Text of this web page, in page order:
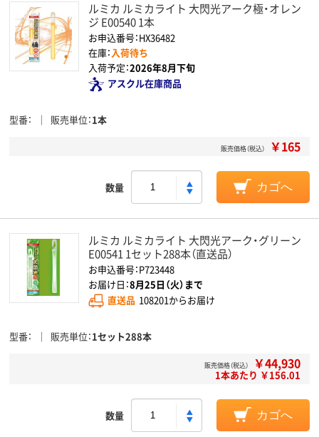
ルミカ ルミカライト 大閃光アーク極・オレン
ジ E00540 1本
お申込番号：HX36482
在庫：入荷待ち
入荷予定：2026年8月下旬
アスクル在庫商品
型番 販売単位 1本
販売価格（税込） ￥165
数量 カゴへ
ルミカ ルミカライト 大閃光アーク・グリーン
E00541 1セット288本（直送品）
お申込番号：P723448
お届け日：8月25日（火）まで
直送品 108201からお届け
型番 販売単位 1セット288本
販売価格（税込） ￥44,930
1本あたり ￥156.01
数量 カゴへ